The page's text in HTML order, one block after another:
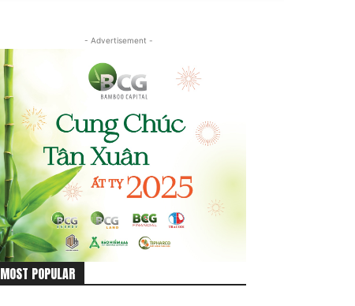
- Advertisement -
MOST POPULAR